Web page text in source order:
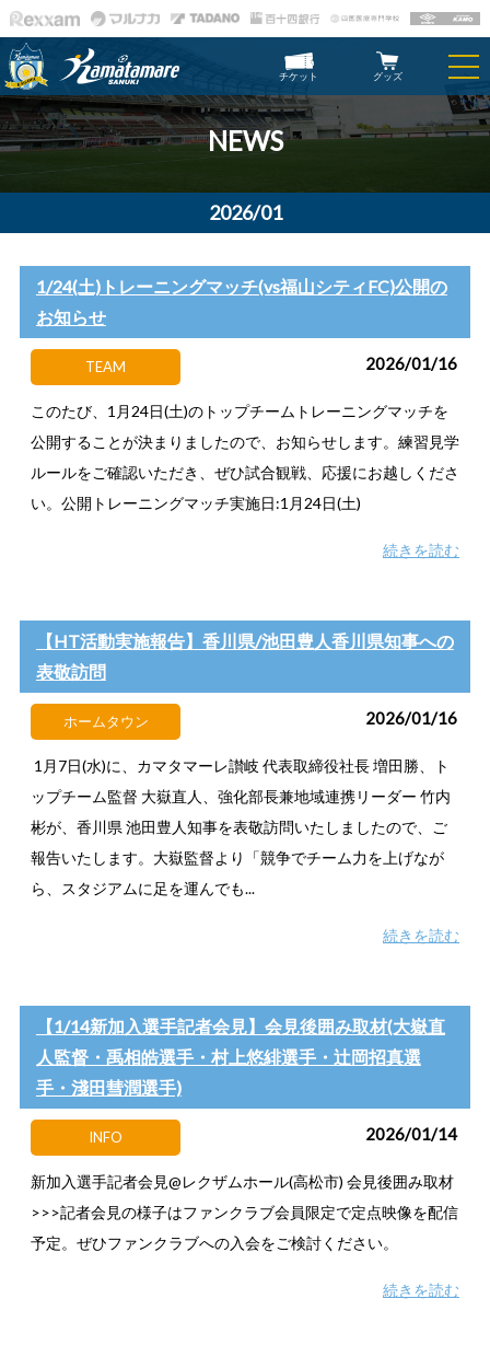
チケット グッズ
NEWS
2026/01
1/24(土)トレーニングマッチ(vs福山シティFC)公開の
お知らせ
TEAM 2026/01/16
このたび、1月24日(土)のトップチームトレーニングマッチを
公開することが決まりましたので、お知らせします。練習見学
ルールをご確認いただき、ぜひ試合観戦、応援にお越しくださ
い。公開トレーニングマッチ実施日:1月24日(土)
続きを読む
【HT活動実施報告】香川県/池田豊人香川県知事への
表敬訪問
ホームタウン 2026/01/16
1月7日(水)に、カマタマーレ讃岐 代表取締役社長 増田勝、ト
ップチーム監督 大嶽直人、強化部長兼地域連携リーダー 竹内
彬が、香川県 池田豊人知事を表敬訪問いたしましたので、ご
報告いたします。大嶽監督より「競争でチーム力を上げなが
ら、スタジアムに足を運んでも...
続きを読む
【1/14新加入選手記者会見】会見後囲み取材(大嶽直
人監督・禹相皓選手・村上悠緋選手・辻岡招真選
手・淺田彗潤選手)
INFO 2026/01/14
新加入選手記者会見@レクザムホール(高松市) 会見後囲み取材
>>>記者会見の様子はファンクラブ会員限定で定点映像を配信
予定。ぜひファンクラブへの入会をご検討ください。
続きを読む